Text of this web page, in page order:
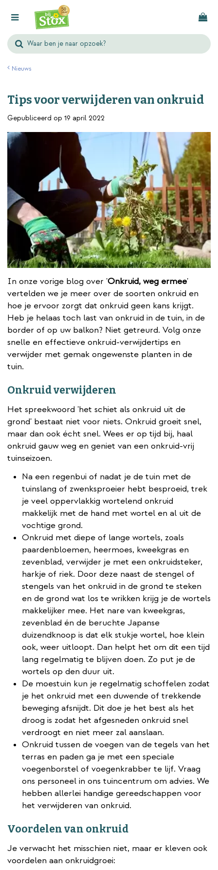
Nieuws
Tips voor verwijderen van onkruid
Gepubliceerd op 19 april 2022
In onze vorige blog over 'Onkruid, weg ermee'
vertelden we je meer over de soorten onkruid en
hoe je ervoor zorgt dat onkruid geen kans krijgt.
Heb je helaas toch last van onkruid in de tuin, in de
border of op uw balkon? Niet getreurd. Volg onze
snelle en effectieve onkruid-verwijdertips en
verwijder met gemak ongewenste planten in de
tuin.
Onkruid verwijderen
Het spreekwoord 'het schiet als onkruid uit de
grond' bestaat niet voor niets. Onkruid groeit snel,
maar dan ook écht snel. Wees er op tijd bij, haal
onkruid gauw weg en geniet van een onkruid-vrij
tuinseizoen.
Na een regenbui of nadat je de tuin met de
tuinslang of zwenksproeier hebt besproeid, trek
je veel oppervlakkig wortelend onkruid
makkelijk met de hand met wortel en al uit de
vochtige grond.
Onkruid met diepe of lange wortels, zoals
paardenbloemen, heermoes, kweekgras en
zevenblad, verwijder je met een onkruidsteker,
harkje of riek. Door deze naast de stengel of
stengels van het onkruid in de grond te steken
en de grond wat los te wrikken krijg je de wortels
makkelijker mee. Het nare van kweekgras,
zevenblad én de beruchte Japanse
duizendknoop is dat elk stukje wortel, hoe klein
ook, weer uitloopt. Dan helpt het om dit een tijd
lang regelmatig te blijven doen. Zo put je de
wortels op den duur uit.
De moestuin kun je regelmatig schoffelen zodat
je het onkruid met een duwende of trekkende
beweging afsnijdt. Dit doe je het best als het
droog is zodat het afgesneden onkruid snel
verdroogt en niet meer zal aanslaan.
Onkruid tussen de voegen van de tegels van het
terras en paden ga je met een speciale
voegenborstel of voegenkrabber te lijf. Vraag
ons personeel in ons tuincentrum om advies. We
hebben allerlei handige gereedschappen voor
het verwijderen van onkruid.
Voordelen van onkruid
Je verwacht het misschien niet, maar er kleven ook
voordelen aan onkruidgroei: